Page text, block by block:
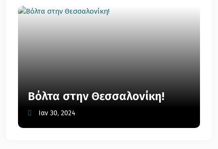
Βόλτα στην Θεσσαλονίκη!
Ιαν 30, 2024